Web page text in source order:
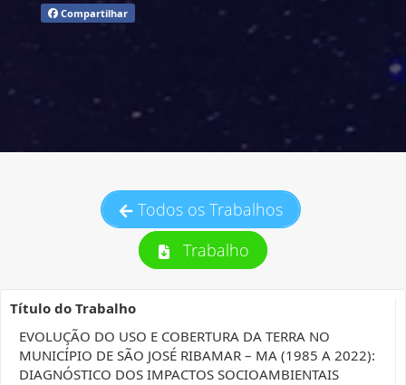
Compartilhar
Todos os Trabalhos
Trabalho
Título do Trabalho
EVOLUÇÃO DO USO E COBERTURA DA TERRA NO
MUNICÍPIO DE SÃO JOSÉ RIBAMAR – MA (1985 A 2022):
DIAGNÓSTICO DOS IMPACTOS SOCIOAMBIENTAIS